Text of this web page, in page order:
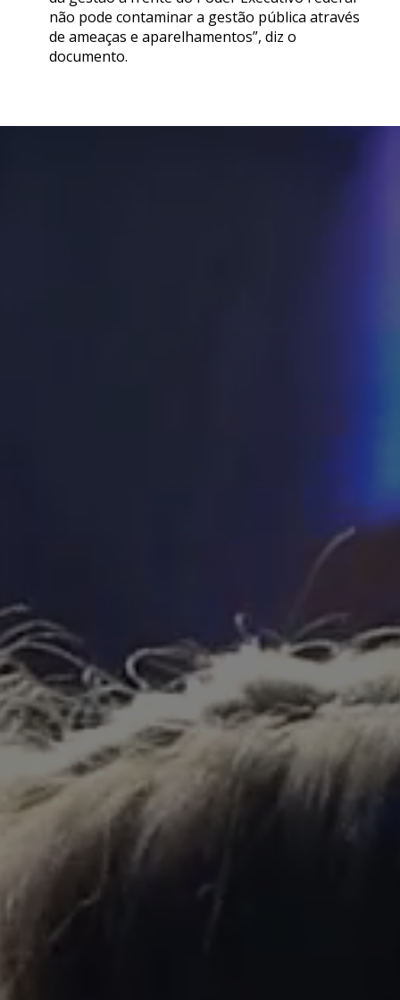
não pode contaminar a gestão pública através
de ameaças e aparelhamentos”, diz o
documento.